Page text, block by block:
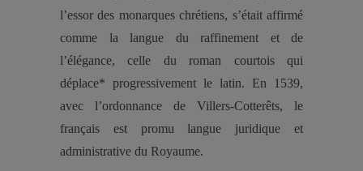
l’essor des monarques chrétiens, s’était affirmé
comme la langue du raffinement et de
l’élégance, celle du roman courtois qui
déplace* progressivement le latin. En 1539,
avec l’ordonnance de Villers-Cotterêts, le
français est promu langue juridique et
administrative du Royaume.